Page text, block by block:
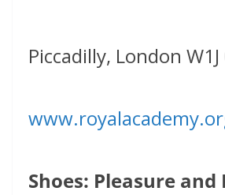
Piccadilly, London W1J
Shoes: Pleasure and